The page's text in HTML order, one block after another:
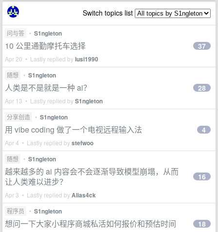
Switch topics list
问与答 • S1ngleton
10 公里通勤摩托车选择
Apr 20 • Lastly replied bylusi1990
37
随想 • S1ngleton
人类是不是就是一种 ai？
Apr 13 • Lastly replied byS1ngleton
28
分享创造 • S1ngleton
用 vibe coding 做了一个电视远程输入法
Apr 4 • Lastly replied bystefwoo
4
随想 • S1ngleton
越来越多的 ai 内容会不会逐渐导致模型崩塌，从而
让人类难以进步？
Apr 3 • Lastly replied byAlias4ck
16
程序员 • S1ngleton
想问一下大家小程序商城私活如何报价和预估时间 18